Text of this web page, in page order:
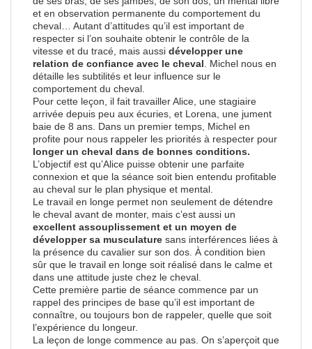
et en observation permanente du comportement du
cheval… Autant d’attitudes qu’il est important de
respecter si l’on souhaite obtenir le contrôle de la
vitesse et du tracé, mais aussi développer une
relation de confiance avec le cheval . Michel nous en
détaille les subtilités et leur influence sur le
comportement du cheval.
Pour cette leçon, il fait travailler Alice, une stagiaire
arrivée depuis peu aux écuries, et Lorena, une jument
baie de 8 ans. Dans un premier temps, Michel en
profite pour nous rappeler les priorités à respecter pour
longer un cheval dans de bonnes conditions.
L’objectif est qu’Alice puisse obtenir une parfaite
connexion et que la séance soit bien entendu profitable
au cheval sur le plan physique et mental.
Le travail en longe permet non seulement de détendre
le cheval avant de monter, mais c’est aussi un
excellent assouplissement et un moyen de
développer sa musculaturesans interférences liées à
la présence du cavalier sur son dos. À condition bien
sûr que le travail en longe soit réalisé dans le calme et
dans une attitude juste chez le cheval.
Cette première partie de séance commence par un
rappel des principes de base qu’il est important de
connaître, ou toujours bon de rappeler, quelle que soit
l’expérience du longeur.
La leçon de longe commence au pas. On s’aperçoit que